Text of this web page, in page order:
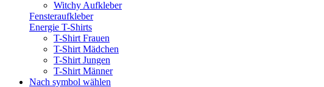
Witchy Aufkleber
Fensteraufkleber
Energie T-Shirts
T-Shirt Frauen
T-Shirt Mädchen
T-Shirt Jungen
T-Shirt Männer
Nach symbol wählen